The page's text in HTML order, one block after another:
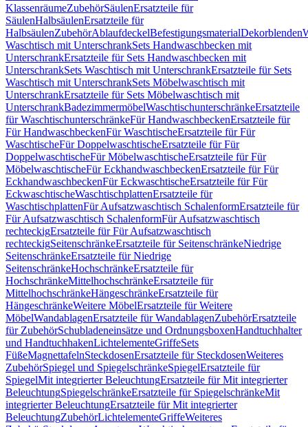
KlassenräumeZubehörSäulenErsatzteile für
SäulenHalbsäulenErsatzteile für
HalbsäulenZubehörAblaufdeckelBefestigungsmaterialDekorblenden
Waschtisch mit UnterschrankSets Handwaschbecken mit
UnterschrankErsatzteile für Sets Handwaschbecken mit
UnterschrankSets Waschtisch mit UnterschrankErsatzteile für Sets
Waschtisch mit UnterschrankSets Möbelwaschtisch mit
UnterschrankErsatzteile für Sets Möbelwaschtisch mit
UnterschrankBadezimmermöbelWaschtischunterschränkeErsatzteile
für WaschtischunterschränkeFür HandwaschbeckenErsatzteile für
Für HandwaschbeckenFür WaschtischeErsatzteile für Für
WaschtischeFür DoppelwaschtischeErsatzteile für Für
DoppelwaschtischeFür MöbelwaschtischeErsatzteile für Für
MöbelwaschtischeFür EckhandwaschbeckenErsatzteile für Für
EckhandwaschbeckenFür EckwaschtischeErsatzteile für Für
EckwaschtischeWaschtischplattenErsatzteile für
WaschtischplattenFür Aufsatzwaschtisch SchalenformErsatzteile für
Für Aufsatzwaschtisch SchalenformFür Aufsatzwaschtisch
rechteckigErsatzteile für Für Aufsatzwaschtisch
rechteckigSeitenschränkeErsatzteile für SeitenschränkeNiedrige
SeitenschränkeErsatzteile für Niedrige
SeitenschränkeHochschränkeErsatzteile für
HochschränkeMittelhochschränkeErsatzteile für
MittelhochschränkeHängeschränkeErsatzteile für
HängeschränkeWeitere MöbelErsatzteile für Weitere
MöbelWandablagenErsatzteile für WandablagenZubehörErsatzteile
für ZubehörSchubladeneinsätze und OrdnungsboxenHandtuchhalter
und HandtuchhakenLichtelementeGriffeSets
FüßeMagnettafelnSteckdosenErsatzteile für SteckdosenWeiteres
ZubehörSpiegel und SpiegelschränkeSpiegelErsatzteile für
SpiegelMit integrierter BeleuchtungErsatzteile für Mit integrierter
BeleuchtungSpiegelschränkeErsatzteile für SpiegelschränkeMit
integrierter BeleuchtungErsatzteile für Mit integrierter
BeleuchtungZubehörLichtelementeGriffeWeiteres